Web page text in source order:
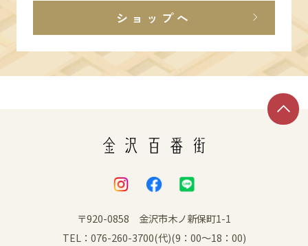
ショップへ
〒920-0858 金沢市木ノ新保町1-1
TEL：076-260-3700(代)(9：00～18：00)